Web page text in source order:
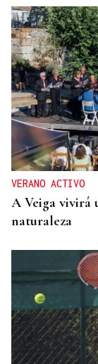
VERANO ACTIVO
A Veiga vivirá
naturaleza